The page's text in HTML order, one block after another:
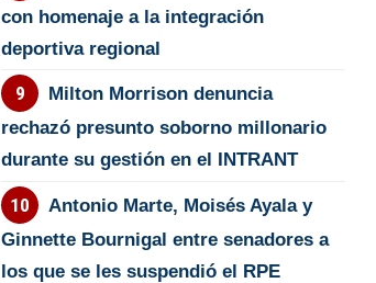
con homenaje a la integración
deportiva regional
Milton Morrison denuncia
rechazó presunto soborno millonario
durante su gestión en el INTRANT
Antonio Marte, Moisés Ayala y
Ginnette Bournigal entre senadores a
los que se les suspendió el RPE